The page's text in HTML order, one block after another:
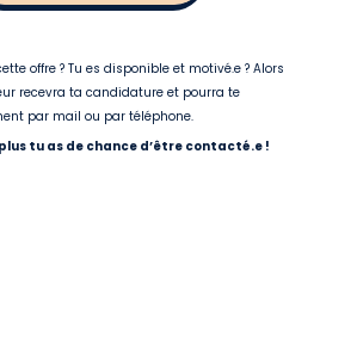
offre ? Tu es disponible et motivé.e ? Alors
recevra ta candidature et pourra te
par mail ou par téléphone.
tu as de chance d’être contacté.e !